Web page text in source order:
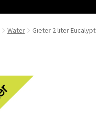
Water Gieter 2 liter Eucalypt